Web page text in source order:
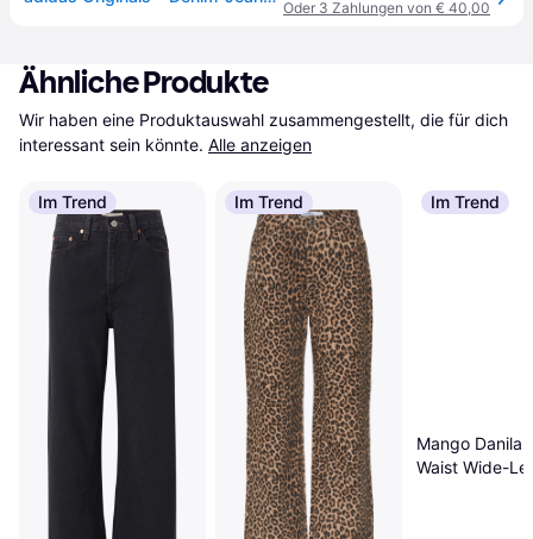
Oder 3 Zahlungen von € 40,00
Ähnliche Produkte
Wir haben eine Produktauswahl zusammengestellt, die für dich
interessant sein könnte. Alle anzeigen
Im Trend Im Trend Im Trend
Mango Danila
Waist Wide-